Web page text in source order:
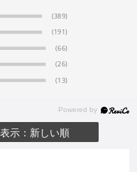
(389)
(191)
(66)
(26)
(13)
表示：新しい順